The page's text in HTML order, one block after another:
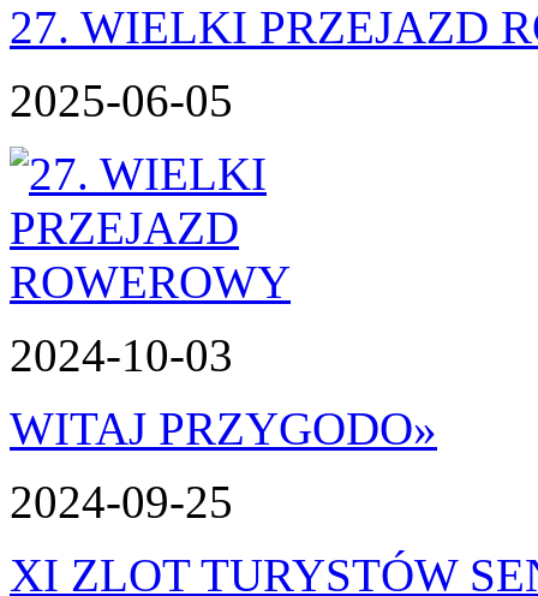
27. WIELKI PRZEJAZD
2025-06-05
2024-10-03
WITAJ PRZYGODO»
2024-09-25
XI ZLOT TURYSTÓW